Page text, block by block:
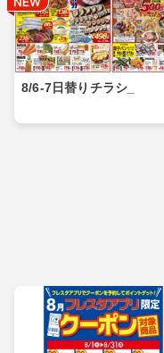
8/6-7日替りチラシ_